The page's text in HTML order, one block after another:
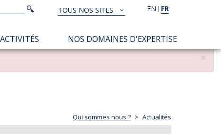
EN FR
TOUS
NOS
SITES
TOUS NOS SITES
Rechercher
Rechercher
NOS DOMAINES D'EXPERTISE
×
Qui sommes nous ? Actualités